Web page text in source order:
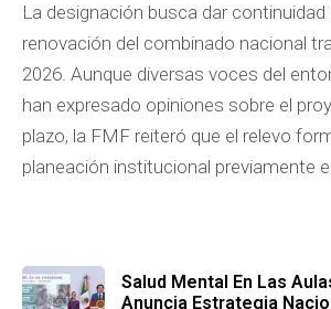
La designación busca dar
renovación del combinado nacional
2026. Aunque diversas voces del
han expresado opiniones sobre el
plazo, la FMF reiteró que el relevo
planeación institucional previamente
Salud Mental En Las
Anuncia Estrategia